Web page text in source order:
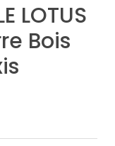
LOTUS
Bois